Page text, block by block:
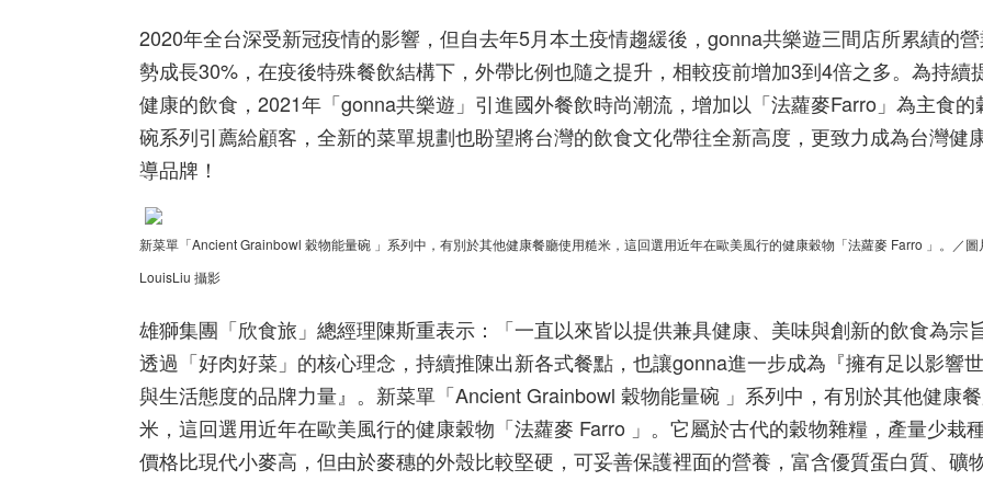
2020年全台深受新冠疫情的影響，但自去年5月本土疫情趨緩後，gonna共樂遊三間店所累績的
勢成長30%，在疫後特殊餐飲結構下，外帶比例也隨之提升，相較疫前增加3到4倍之多。為持續
健康的飲食，2021年「gonna共樂遊」引進國外餐飲時尚潮流，增加以「法蘿麥Farro」為主食的
碗系列引薦給顧客，全新的菜單規劃也盼望將台灣的飲食文化帶往全新高度，更致力成為台灣健
導品牌！
新菜單「Ancient Grainbowl 穀物能量碗 」系列中，有別於其他健康餐廳使用糙米，這回選用近年在歐美風行的健康穀物「法蘿麥 Farro 」。／圖
LouisLiu 攝影
雄獅集團「欣食旅」總經理陳斯重表示：「一直以來皆以提供兼具健康、美味與創新的飲食為宗
透過「好肉好菜」的核心理念，持續推陳出新各式餐點，也讓gonna進一步成為『擁有足以影響
與生活態度的品牌力量』。新菜單「Ancient Grainbowl 穀物能量碗 」系列中，有別於其他健康
米，這回選用近年在歐美風行的健康穀物「法蘿麥 Farro 」。它屬於古代的穀物雜糧，產量少栽
價格比現代小麥高，但由於麥穗的外殼比較堅硬，可妥善保護裡面的營養，富含優質蛋白質、礦